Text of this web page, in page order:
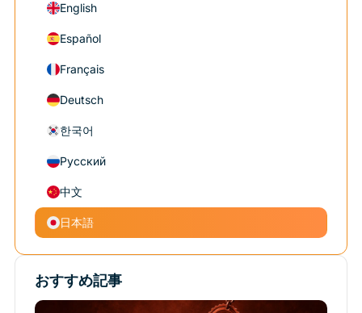
English
Español
Français
Deutsch
한국어
Русский
中文
日本語
おすすめ記事